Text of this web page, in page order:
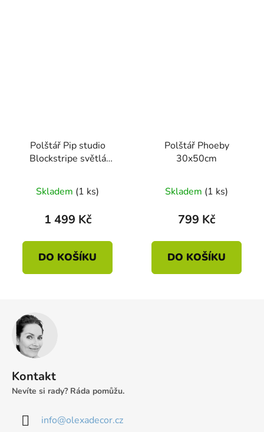
Polštář Pip studio
Blockstripe světlá
Skladem (1 ks)
1 499 Kč
DO KOŠÍKU
Polštář Phoeby
30x50cm
Skladem (1 ks)
799 Kč
DO KOŠÍKU
Kontakt
Nevíte si rady? Ráda pomůžu.
info@olexadecor.cz